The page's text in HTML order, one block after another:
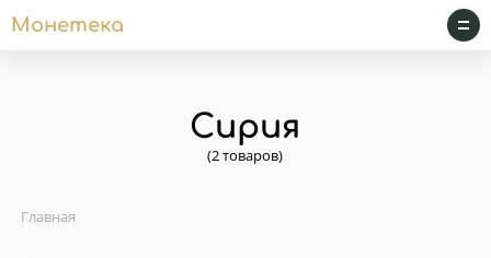
Монетека
Сирия
(2 товаров)
Главная